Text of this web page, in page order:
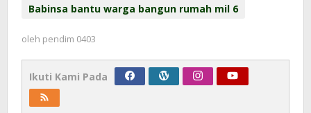
Babinsa bantu warga bangun rumah mil 6
oleh pendim 0403
Ikuti Kami Pada